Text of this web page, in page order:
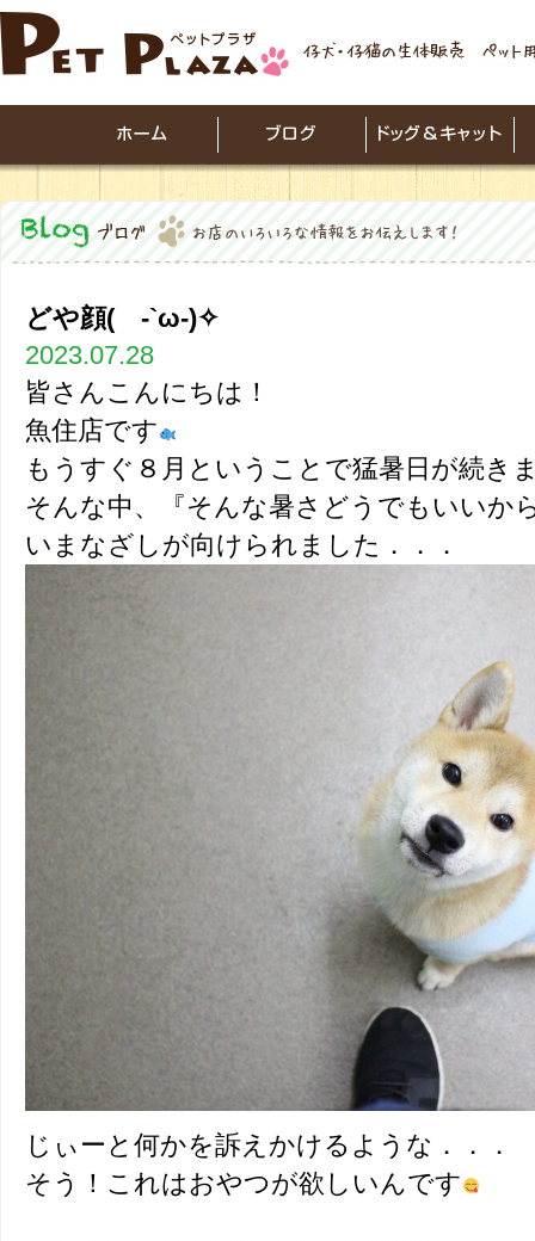
どや顔( -`ω-)✧
2023.07.28
皆さんこんにちは！
魚住店です
もうすぐ８月ということで猛暑日が続き
そんな中、『そんな暑さどうでもいいか
いまなざしが向けられました．．．
じぃーと何かを訴えかけるような．．．
そう！これはおやつが欲しいんです